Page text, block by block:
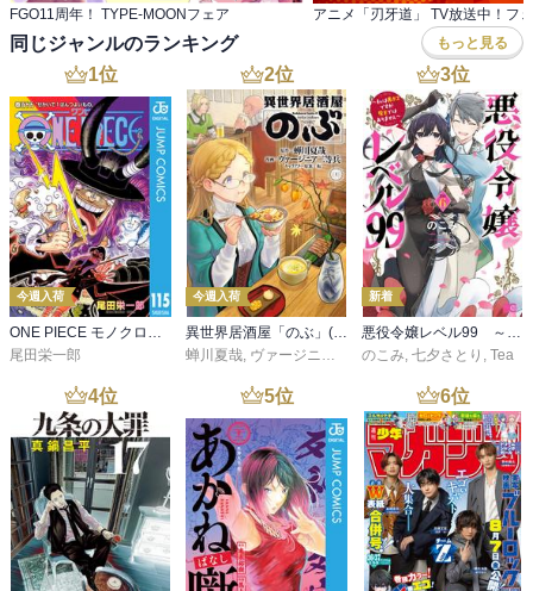
FGO11周年！ TYPE-MOONフェア アニメ「刃牙道」 TV放送中！フ
同じジャンルのランキング もっと見る
1位
今週入荷
尾田栄一郎
2位
今週入荷
蝉川夏哉 ヴァージニア二等兵 ,転
3位
新着
のこみ 七夕さとり Tea
4位 5位 6位